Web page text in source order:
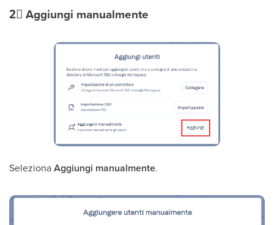
2⃣ Aggiungi manualmente
SelezionaAggiungi manualmente.